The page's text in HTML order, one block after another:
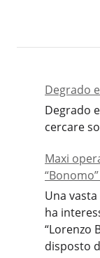
Degrado
Degrado
cercare
Maxi
Una
ha
“Lorenzo
disposto